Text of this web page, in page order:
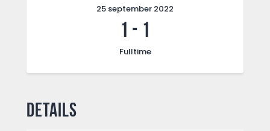
25 september 2022
1 - 1
Fulltime
Details